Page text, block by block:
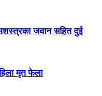
जवान सहित दुई
मृत फेला